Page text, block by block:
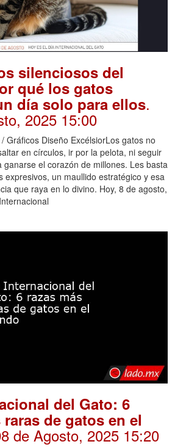
silenciosos del
qué los gatos
día solo para ellos.
2025 15:00
Gráficos Diseño ExcélsiorLos gatos no
en círculos, ir por la pelota, ni seguir
ganarse el corazón de millones. Les basta
expresivos, un maullido estratégico y esa
que raya en lo divino. Hoy, 8 de agosto,
del Gato: 6
raras de gatos en el
de Agosto, 2025 15:20